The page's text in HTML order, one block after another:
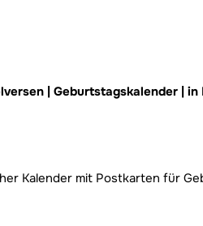
| Geburtstagskalender |